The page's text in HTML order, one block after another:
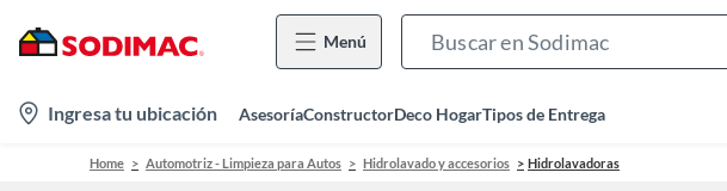
Menú
location-
icon
Ingresa tu ubicación AsesoríaConstructorDeco HogarTipos de Entrega
Home Automotriz - Limpieza para Autos Hidrolavado y accesorios Hidrolavadoras